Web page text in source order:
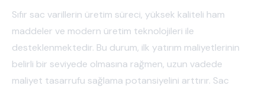
Sıfır sac varillerin üretim süreci, yüksek kaliteli ham
maddeler ve modern üretim teknolojileri ile
desteklenmektedir. Bu durum, ilk yatırım maliyetlerinin
belirli bir seviyede olmasına rağmen, uzun vadede
maliyet tasarrufu sağlama potansiyelini arttırır. Sac